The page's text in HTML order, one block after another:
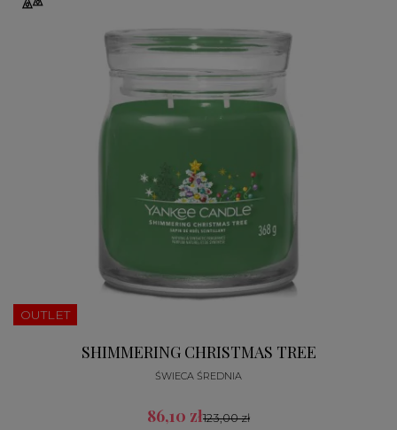
OUTLET
SHIMMERING CHRISTMAS TREE
ŚWIECA ŚREDNIA
86,10 zł123,00 zł